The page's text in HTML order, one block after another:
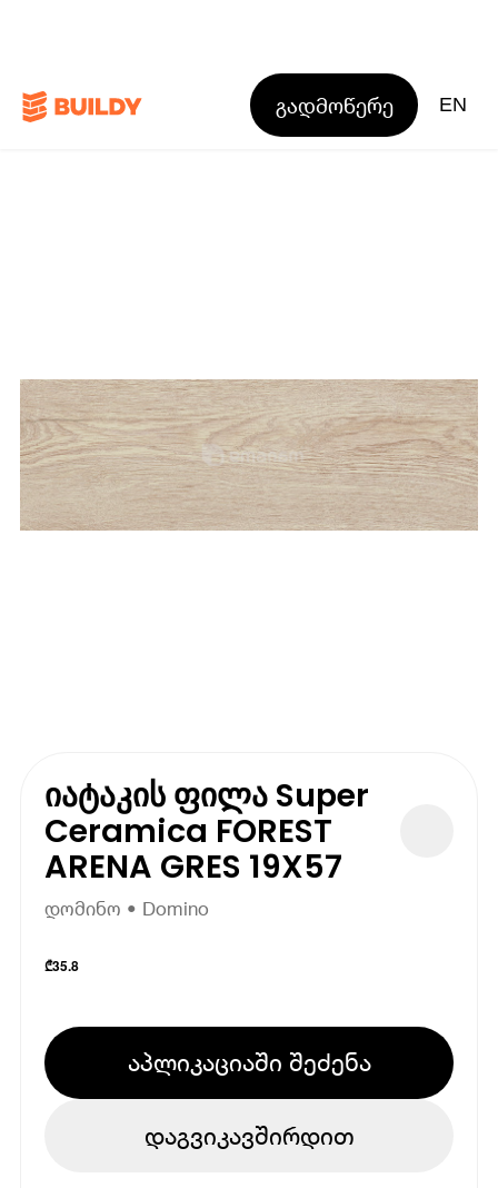
გადმოწერე EN
იატაკის ფილა Super
Ceramica FOREST
ARENA GRES 19X57
დომინო • Domino
₾35.8
აპლიკაციაში შეძენა
დაგვიკავშირდით